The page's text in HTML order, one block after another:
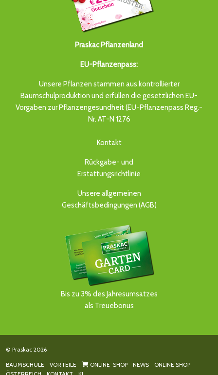
Praskac Pflanzenland
EU-Pflanzenpass:
Unsere Pflanzen stammen aus kontrollierter
Baumschulproduktion und erfüllen die gesetzlichen EU-
Vorgaben zur Pflanzengesundheit (EU-Pflanzenpass Reg.-
Nr. AT-N 1276
Kontakt
Rückgabe- und
Erstattungsrichtlinie
Unsere allgemeinen
Geschäftsbedingungen (AGB)
Bis zu 3% des Jahresumsatzes
als Treuebonus
© Praskac 2026
BAUMSCHULE VORTEILE ONLINE-SHOP NEWS
ONLINE SHOP